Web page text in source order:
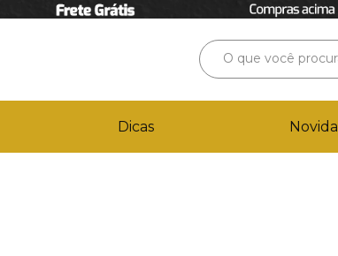
Dicas